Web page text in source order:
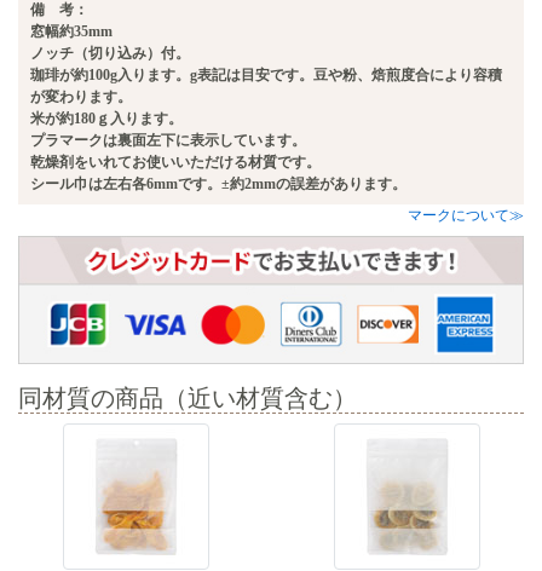
備 考：
窓幅約35mm
ノッチ（切り込み）付。
珈琲が約100g入ります。g表記は目安です。豆や粉、焙煎度合により容積
が変わります。
米が約180ｇ入ります。
プラマークは裏面左下に表示しています。
乾燥剤をいれてお使いいただける材質です。
シール巾は左右各6mmです。±約2mmの誤差があります。
マークについて≫
同材質の商品（近い材質含む）